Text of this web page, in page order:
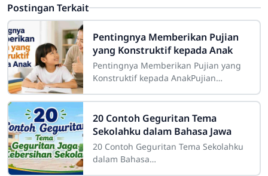
Postingan Terkait
Pentingnya Memberikan Pujian
yang Konstruktif kepada Anak
Pentingnya Memberikan Pujian yang
Konstruktif kepada AnakPujian
komunikasi positif yang memiliki
peran besar dalam proses
20 Contoh Geguritan Tema
Sekolahku dalam Bahasa Jawa
20 Contoh Geguritan Tema Sekolahku
dalam Bahasa